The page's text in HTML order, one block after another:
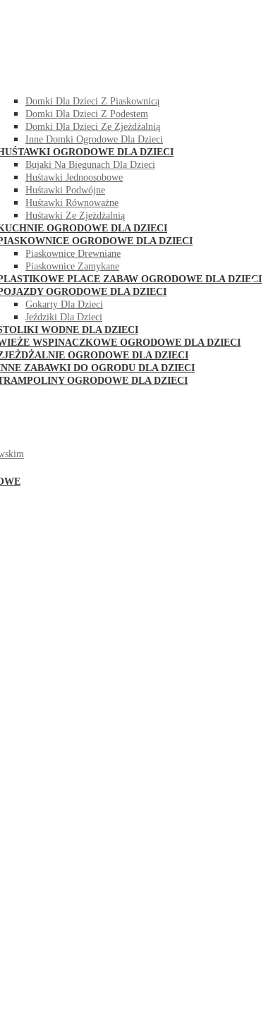
Domki Dla Dzieci Z Piaskownicą
Domki Dla Dzieci Z Podestem
Domki Dla Dzieci Ze Zjeżdżalnią
Inne Domki Ogrodowe Dla Dzieci
OGRODOWE DLA DZIECI
Bujaki Na Biegunach Dla Dzieci
Huśtawki Jednoosobowe
Huśtawki Podwójne
Huśtawki Równoważne
Huśtawki Ze Zjeżdżalnią
OGRODOWE DLA DZIECI
OGRODOWE DLA DZIECI
Piaskownice Drewniane
Piaskownice Zamykane
PLACE ZABAW OGRODOWE DLA DZIECI
OGRODOWE DLA DZIECI
Gokarty Dla Dzieci
Jeździki Dla Dzieci
WODNE DLA DZIECI
WSPINACZKOWE OGRODOWE DLA DZIECI
OGRODOWE DLA DZIECI
ZABAWKI DO OGRODU DLA DZIECI
OGRODOWE DLA DZIECI